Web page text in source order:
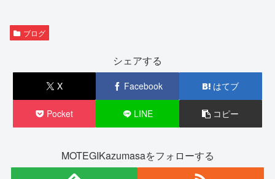
ブログ
シェアする
X Facebook はてブ
Pocket LINE コピー
MOTEGIKazumasaをフォローする